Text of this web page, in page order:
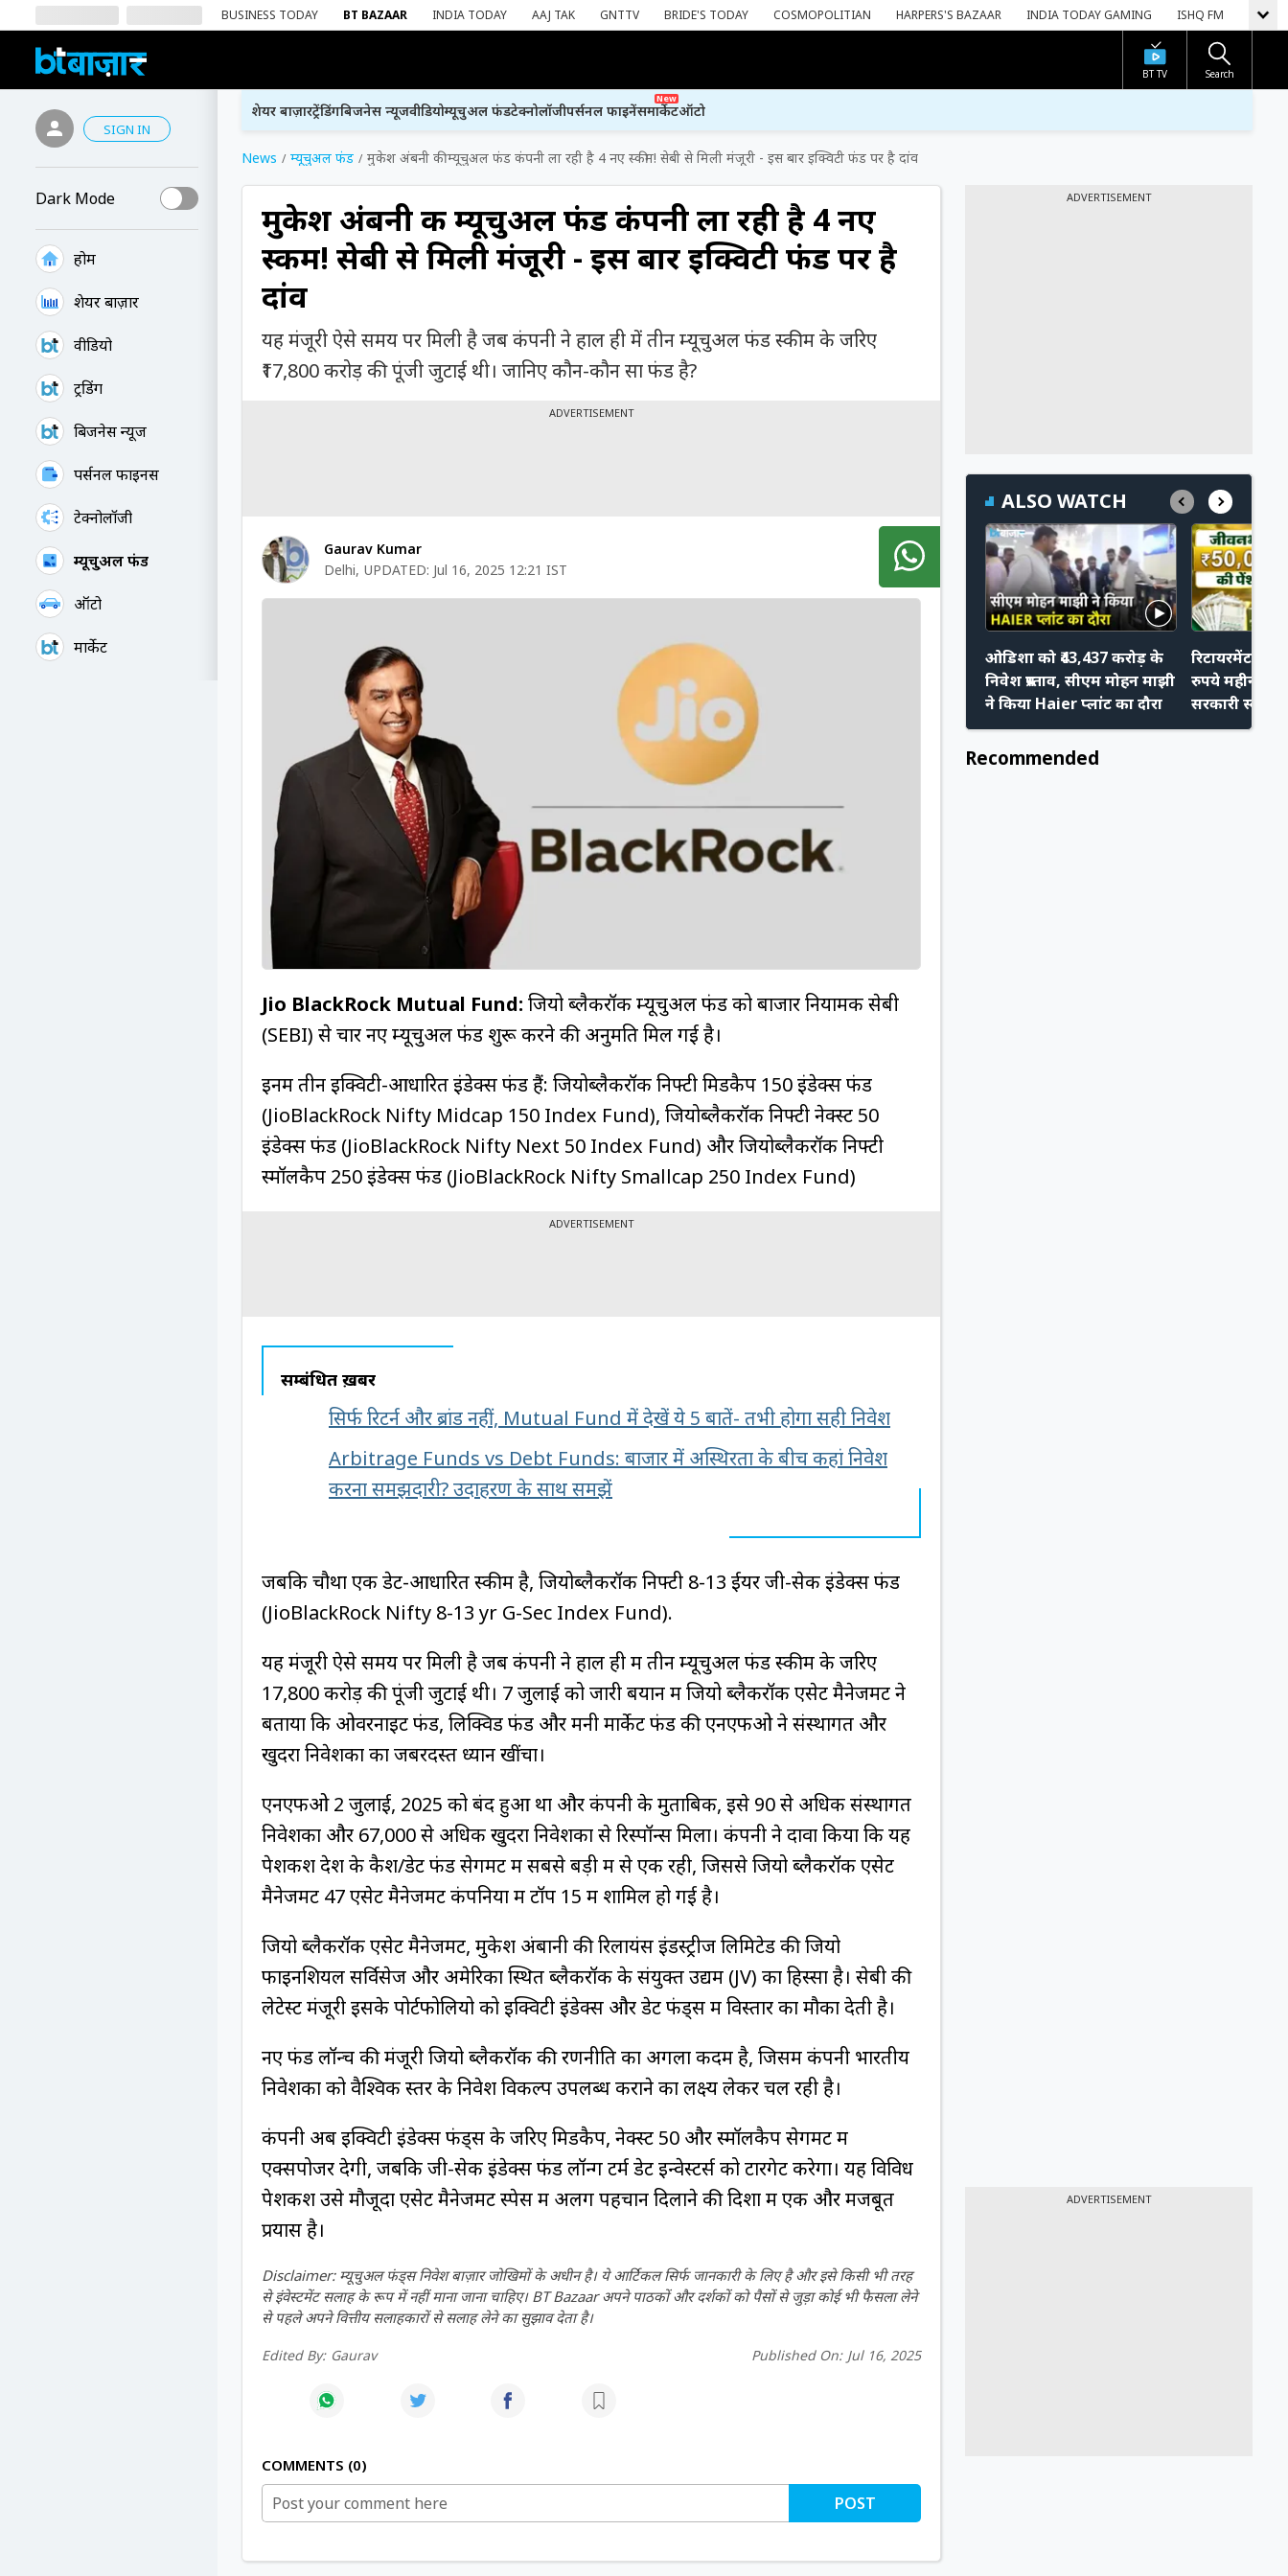
BUSINESS TODAY BT BAZAAR INDIA TODAY AAJ TAK GNTTV BRIDE'S TODAY COSMOPOLITIAN HARPERS'S BAZAAR INDIA TODAY GAMING ISHQ FM
BT TV Search
SIGN IN
Dark Mode
होम
शेयर बाज़ार
वीडियो
ट्रेंडिंग
बिजनेस न्यूज
पर्सनल फाइनेंस
टेक्नोलॉजी
म्यूचु्अल फंड
ऑटो
मार्केट
शेयर बाज़ारट्रेंडिंगबिजनेस न्यूजवीडियोम्यूचुअल फंडटेक्नोलॉजीपर्सनल फाइनेंस
New
मार्केटऑटो
News म्यूचुअल फंड मुकेश अंबनी की म्यूचुअल फंड कंपनी ला रही है 4 नए स्कीम! सेबी से मिली मंजूरी - इस बार इक्विटी फंड पर है दांव
मुकेश अंबनी की म्यूचुअल फंड कंपनी ला रही है 4 नए
स्कीम! सेबी से मिली मंजूरी - इस बार इक्विटी फंड पर है
दांव
यह मंजूरी ऐसे समय पर मिली है जब कंपनी ने हाल ही में तीन म्यूचुअल फंड स्कीम के जरिए
₹17,800 करोड़ की पूंजी जुटाई थी। जानिए कौन-कौन सा फंड है?
ADVERTISEMENT
Gaurav Kumar
Delhi, UPDATED: Jul 16, 2025 12:21 IST
Jio BlackRock Mutual Fund: जियो ब्लैकरॉक म्यूचुअल फंड को बाजार नियामक सेबी
(SEBI) से चार नए म्यूचुअल फंड शुरू करने की अनुमति मिल गई है।
इनमें तीन इक्विटी-आधारित इंडेक्स फंड हैं: जियोब्लैकरॉक निफ्टी मिडकैप 150 इंडेक्स फंड
(JioBlackRock Nifty Midcap 150 Index Fund), जियोब्लैकरॉक निफ्टी नेक्स्ट 50
इंडेक्स फंड (JioBlackRock Nifty Next 50 Index Fund) और जियोब्लैकरॉक निफ्टी
स्मॉलकैप 250 इंडेक्स फंड (JioBlackRock Nifty Smallcap 250 Index Fund)
ADVERTISEMENT
सम्बंधित ख़बरें
सिर्फ रिटर्न और ब्रांड नहीं, Mutual Fund में देखें ये 5 बातें- तभी होगा सही निवेश
Arbitrage Funds vs Debt Funds: बाजार में अस्थिरता के बीच कहां निवेश
करना समझदारी? उदाहरण के साथ समझें
जबकि चौथा एक डेट-आधारित स्कीम है, जियोब्लैकरॉक निफ्टी 8-13 ईयर जी-सेक इंडेक्स फंड
(JioBlackRock Nifty 8-13 yr G-Sec Index Fund).
यह मंजूरी ऐसे समय पर मिली है जब कंपनी ने हाल ही में तीन म्यूचुअल फंड स्कीम के जरिए
₹17,800 करोड़ की पूंजी जुटाई थी। 7 जुलाई को जारी बयान में जियो ब्लैकरॉक एसेट मैनेजमेंट ने
बताया कि ओवरनाइट फंड, लिक्विड फंड और मनी मार्केट फंड की एनएफओ ने संस्थागत और
खुदरा निवेशकों का जबरदस्त ध्यान खींचा।
एनएफओ 2 जुलाई, 2025 को बंद हुआ था और कंपनी के मुताबिक, इसे 90 से अधिक संस्थागत
निवेशकों और 67,000 से अधिक खुदरा निवेशकों से रिस्पॉन्स मिला। कंपनी ने दावा किया कि यह
पेशकश देश के कैश/डेट फंड सेगमेंट में सबसे बड़ी में से एक रही, जिससे जियो ब्लैकरॉक एसेट
मैनेजमेंट 47 एसेट मैनेजमेंट कंपनियों में टॉप 15 में शामिल हो गई है।
जियो ब्लैकरॉक एसेट मैनेजमेंट, मुकेश अंबानी की रिलायंस इंडस्ट्रीज लिमिटेड की जियो
फाइनेंशियल सर्विसेज और अमेरिका स्थित ब्लैकरॉक के संयुक्त उद्यम (JV) का हिस्सा है। सेबी की
लेटेस्ट मंजूरी इसके पोर्टफोलियो को इक्विटी इंडेक्स और डेट फंड्स में विस्तार का मौका देती है।
नए फंड लॉन्च की मंजूरी जियो ब्लैकरॉक की रणनीति का अगला कदम है, जिसमें कंपनी भारतीय
निवेशकों को वैश्विक स्तर के निवेश विकल्प उपलब्ध कराने का लक्ष्य लेकर चल रही है।
कंपनी अब इक्विटी इंडेक्स फंड्स के जरिए मिडकैप, नेक्स्ट 50 और स्मॉलकैप सेगमेंट में
एक्सपोजर देगी, जबकि जी-सेक इंडेक्स फंड लॉन्ग टर्म डेट इन्वेस्टर्स को टारगेट करेगा। यह विविध
पेशकश उसे मौजूदा एसेट मैनेजमेंट स्पेस में अलग पहचान दिलाने की दिशा में एक और मजबूत
प्रयास है।
Disclaimer: म्यूचुअल फंड्स निवेश बाज़ार जोखिमों के अधीन है। ये आर्टिकल सिर्फ जानकारी के लिए है और इसे किसी भी तरह
से इंवेस्टमेंट सलाह के रूप में नहीं माना जाना चाहिए। BT Bazaar अपने पाठकों और दर्शकों को पैसों से जुड़ा कोई भी फैसला लेने
से पहले अपने वित्तीय सलाहकारों से सलाह लेने का सुझाव देता है।
Edited By: Gaurav Published On: Jul 16, 2025
COMMENTS 0
POST
ADVERTISEMENT
ALSO WATCH
ओडिशा को ₹43,437 करोड़ के
निवेश प्रस्ताव, सीएम मोहन माझी
ने किया Haier प्लांट का दौरा
रिटायरमेंट के
रुपये महीना
सरकारी स्कीम
Recommended
ADVERTISEMENT